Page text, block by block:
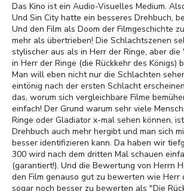
Das Kino ist ein Audio-Visuelles Medium.
Und Sin City hatte ein besseres Drehbuch,
Und den Film als Doom der Filmgeschichte
mehr als übertrieben! Die Schlachtszenen
stylischer aus als in Herr der Ringe, aber
in Herr der Ringe (die Rückkehr des Königs)
Man will eben nicht nur die Schlachten
eintönig nach der ersten Schlacht
das, worum sich vergleichbare Filme
einfach! Der Grund warum sehr viele
Ringe oder Gladiator x-mal sehen können,
Drehbuch auch mehr hergibt und man sich
besser identifizieren kann. Da haben wir
300 wird nach dem dritten Mal schauen
(garantiert!). Und die Bewertung von Herrn
den Film genauso gut zu bewerten wie Herr
sogar noch besser zu bewerten als "Die